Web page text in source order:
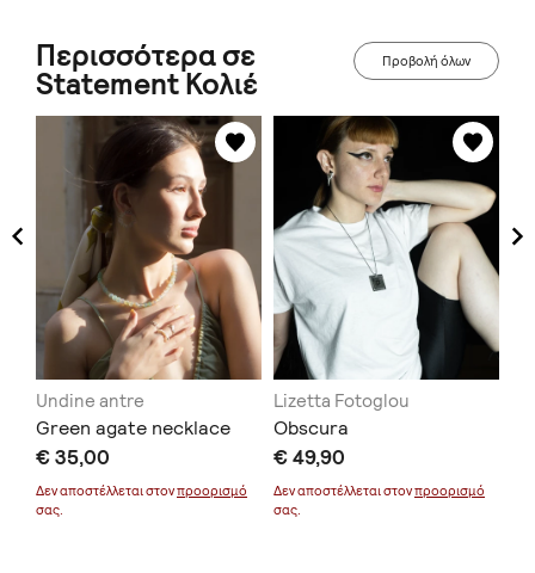
Περισσότερα σε
Statement Κολιέ
Προβολή όλων
Undine antre
Green agate necklace
€ 35,00
Δεν αποστέλλεται στονπροορισμό
σας.
Lizetta Fotoglou
Obscura
€ 49,90
Δεν αποστέλλεται στονπροορισμό
σας.